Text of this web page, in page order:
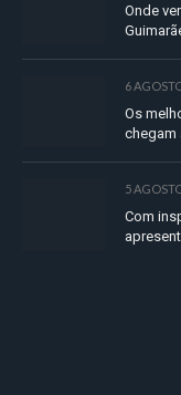
Onde
6
Os
chegam
5
Com